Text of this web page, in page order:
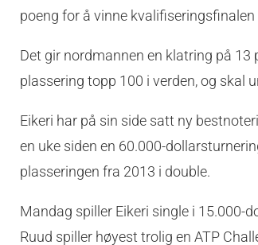
poeng for å vinne
Det gir nordmannen en klatring på 13
plassering topp 100 i verden, og skal
Eikeri har på sin side satt ny
en uke siden en 60.000-
plasseringen fra 2013 i double.
Mandag spiller Eikeri single i 15.000-
Ruud spiller høyest trolig en ATP